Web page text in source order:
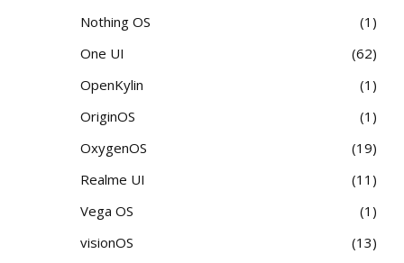
Nothing OS
1
One UI
62
OpenKylin
1
OriginOS
1
OxygenOS
19
Realme UI
11
Vega OS
1
visionOS
13